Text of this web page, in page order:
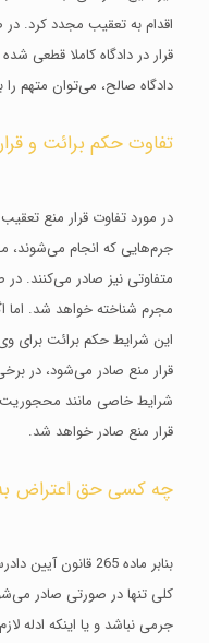
اقدام به تعقیب مجدد کرد‌.
قرار در دادگاه کاملا قطعی
دادگاه صالح، می‌توان متهم
تفاوت حکم برائت و
در مورد تفاوت قرار منع
جرم‌هایی که انجام می‌شوند،
متفاوتی نیز صادر می‌کنند‌.
مجرم شناخته خواهد شد. اما
این شرایط حکم برائت برای
قرار منع صادر می‌شود، در
شرایط خاصی مانند محجوریت
قرار منع صادر خواهد شد.
چه کسی حق اعتراض به
بنابر ماده 265
کلی تنها در صورتی صادر
جرمی نباشد و یا اینکه ادله